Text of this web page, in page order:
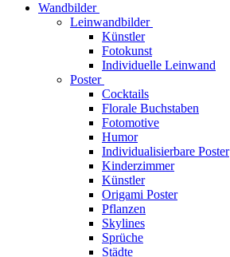
Wandbilder
Leinwandbilder
Künstler
Fotokunst
Individuelle Leinwand
Poster
Cocktails
Florale Buchstaben
Fotomotive
Humor
Individualisierbare Poster
Kinderzimmer
Künstler
Origami Poster
Pflanzen
Skylines
Sprüche
Städte